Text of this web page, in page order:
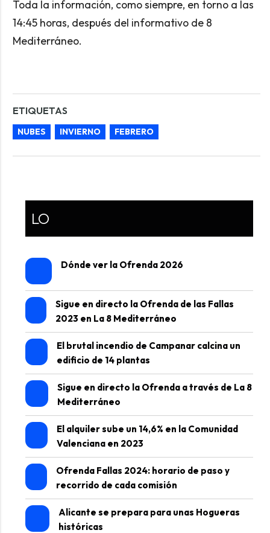
Toda la información, como siempre, en torno a las
14:45 horas, después del informativo de 8
Mediterráneo.
ETIQUETAS
NUBES INVIERNO FEBRERO
LO
Dónde ver la Ofrenda 2026
Sigue en directo la Ofrenda de las Fallas
2023 en La 8 Mediterráneo
El brutal incendio de Campanar calcina un
edificio de 14 plantas
Sigue en directo la Ofrenda a través de La 8
Mediterráneo
El alquiler sube un 14,6% en la Comunidad
Valenciana en 2023
Ofrenda Fallas 2024: horario de paso y
recorrido de cada comisión
Alicante se prepara para unas Hogueras
históricas